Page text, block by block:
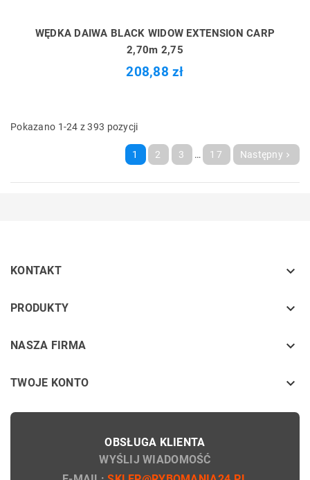
WĘDKA DAIWA BLACK WIDOW EXTENSION CARP
2,70m 2,75
208,88 zł
Pokazano 1-24 z 393 pozycji
1 2 3 … 17 Następny 
KONTAKT 
PRODUKTY keyboard_arrow_down
NASZA FIRMA keyboard_arrow_down
TWOJE KONTO 
OBSŁUGA KLIENTA
WYŚLIJ WIADOMOŚĆ